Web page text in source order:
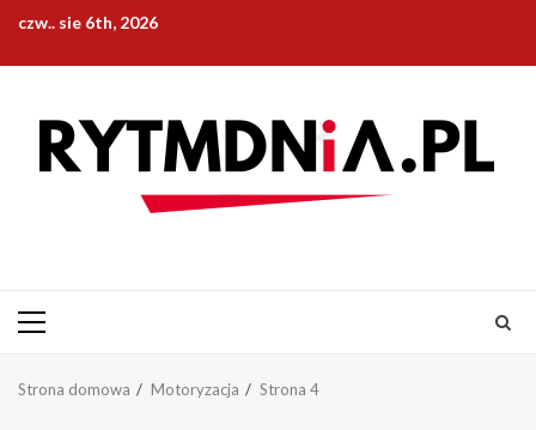
treści
czw.. sie 6th, 2026
Menu
Strona domowa Motoryzacja Strona 4